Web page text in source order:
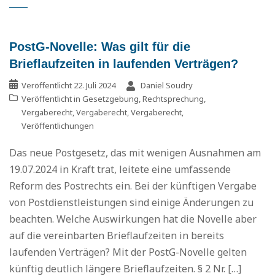
PostG-Novelle: Was gilt für die
Brieflaufzeiten in laufenden Verträgen?
Veröffentlicht 22. Juli 2024
Daniel Soudry
Veröffentlicht in Gesetzgebung,Rechtsprechung,
Vergaberecht,Vergaberecht,Vergaberecht,
Veröffentlichungen
Das neue Postgesetz, das mit wenigen Ausnahmen am
19.07.2024 in Kraft trat, leitete eine umfassende
Reform des Postrechts ein. Bei der künftigen Vergabe
von Postdienstleistungen sind einige Änderungen zu
beachten. Welche Auswirkungen hat die Novelle aber
auf die vereinbarten Brieflaufzeiten in bereits
laufenden Verträgen? Mit der PostG-Novelle gelten
künftig deutlich längere Brieflaufzeiten. § 2 Nr. […]